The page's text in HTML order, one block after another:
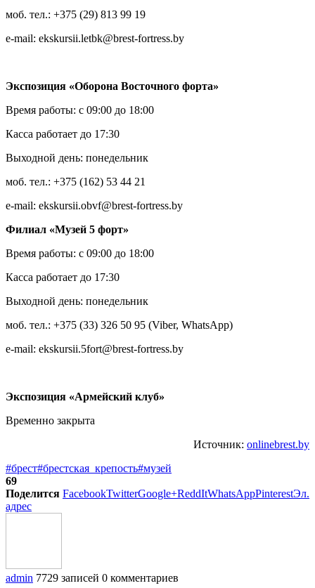
моб. тел.: +375 (29) 813 99 19
e-mail: ekskursii.letbk@brest-fortress.by
Экспозиция «Оборона Восточного форта»
Время работы: с 09:00 до 18:00
Касса работает до 17:30
Выходной день: понедельник
моб. тел.: +375 (162) 53 44 21
e-mail: ekskursii.obvf@brest-fortress.by
Филиал «Музей 5 форт»
Время работы: с 09:00 до 18:00
Касса работает до 17:30
Выходной день: понедельник
моб. тел.: +375 (33) 326 50 95 (Viber, WhatsApp)
e-mail: ekskursii.5fort@brest-fortress.by
Экспозиция «Армейский клуб»
Временно закрыта
Источник: onlinebrest.by
#брест#брестская_крепость#музей
69
Поделится FacebookTwitterGoogle+ReddItWhatsAppPinterestЭл.
адрес
admin 7729 записей 0 комментариев